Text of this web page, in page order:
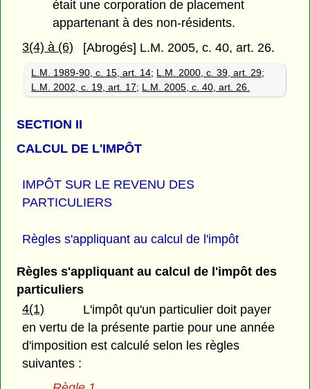
était une corporation de placement
appartenant à des non-résidents.
3(4) à (6)
[Abrogés] L.M. 2005, c. 40, art. 26.
L.M. 1989-90, c. 15, art. 14; L.M. 2000, c. 39, art. 29;
L.M. 2002, c. 19, art. 17; L.M. 2005, c. 40, art. 26.
SECTION II
CALCUL DE L'IMPÔT
IMPÔT SUR LE REVENU DES
PARTICULIERS
Règles s'appliquant au calcul de l'impôt
Règles s'appliquant au calcul de l'impôt des
particuliers
4(1)
L'impôt qu'un particulier doit payer
en vertu de la présente partie pour une année
d'imposition est calculé selon les règles
suivantes :